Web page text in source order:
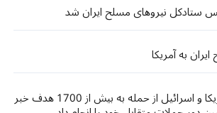
نیروهای مسلح ایران شد
به آمریکا
پنجمین روز جنگ: آمریکا و اسرائیل از حمله به بیش از 1700 هدف خبر